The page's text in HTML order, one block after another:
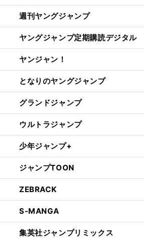
週刊ヤングジャンプ
ヤングジャンプ定期購読デジタル
ヤンジャン！
となりのヤングジャンプ
グランドジャンプ
ウルトラジャンプ
少年ジャンプ+
ジャンプTOON
ZEBRACK
S-MANGA
集英社ジャンプリミックス